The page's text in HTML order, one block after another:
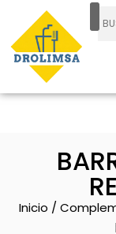
Inicio /